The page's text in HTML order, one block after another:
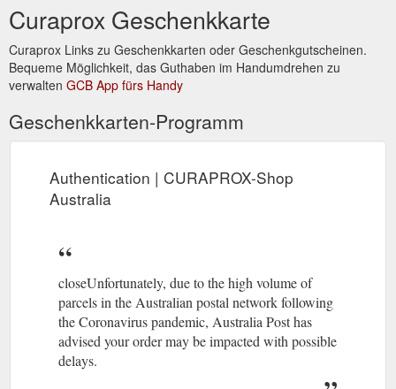
Curaprox Geschenkkarte
Curaprox Links zu Geschenkkarten oder Geschenkgutscheinen.
Bequeme Möglichkeit, das Guthaben im Handumdrehen zu
verwalten GCB App fürs Handy
Geschenkkarten-Programm
Authentication | CURAPROX-Shop
Australia
closeUnfortunately, due to the high volume of
parcels in the Australian postal network following
the Coronavirus pandemic, Australia Post has
advised your order may be impacted with possible
delays.